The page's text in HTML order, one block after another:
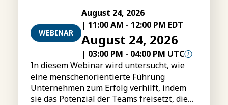
WEBINAR
August 24, 2026
| 11:00 AM - 12:00 PM EDT
August 24, 2026
| 03:00 PM - 04:00 PM UTC
In diesem Webinar wird untersucht, wie
eine menschenorientierte Führung
Unternehmen zum Erfolg verhilft, indem
sie das Potenzial der Teams freisetzt, die